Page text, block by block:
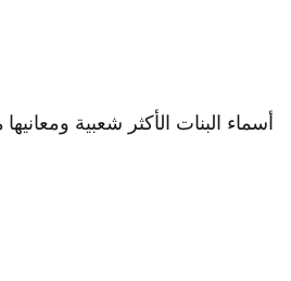
أسماء البنات الأكثر شعبية ومعانيها